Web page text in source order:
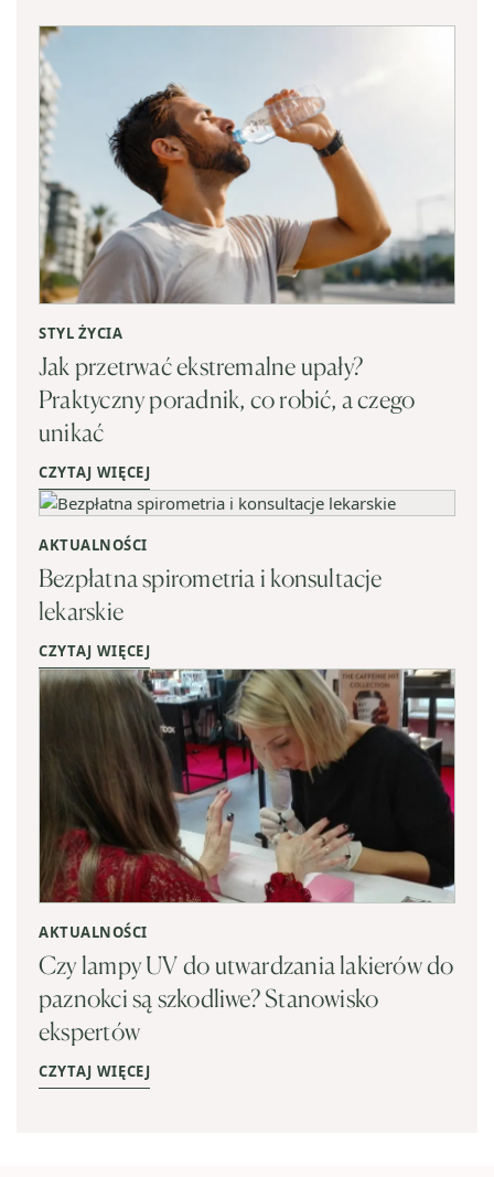
STYL ŻYCIA
Jak przetrwać ekstremalne upały?
Praktyczny poradnik, co robić, a czego
unikać
CZYTAJ WIĘCEJ
AKTUALNOŚCI
Bezpłatna spirometria i konsultacje
lekarskie
CZYTAJ WIĘCEJ
AKTUALNOŚCI
Czy lampy UV do utwardzania lakierów do
paznokci są szkodliwe? Stanowisko
ekspertów
CZYTAJ WIĘCEJ